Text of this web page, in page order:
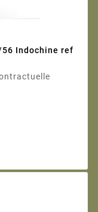
Indochine ref
Photo contractuelle